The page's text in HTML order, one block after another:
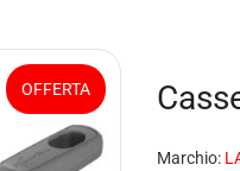
OFFERTA
Marchio: